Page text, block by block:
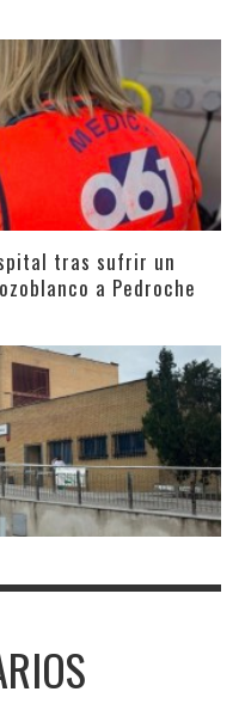
tras sufrir un
a Pedroche